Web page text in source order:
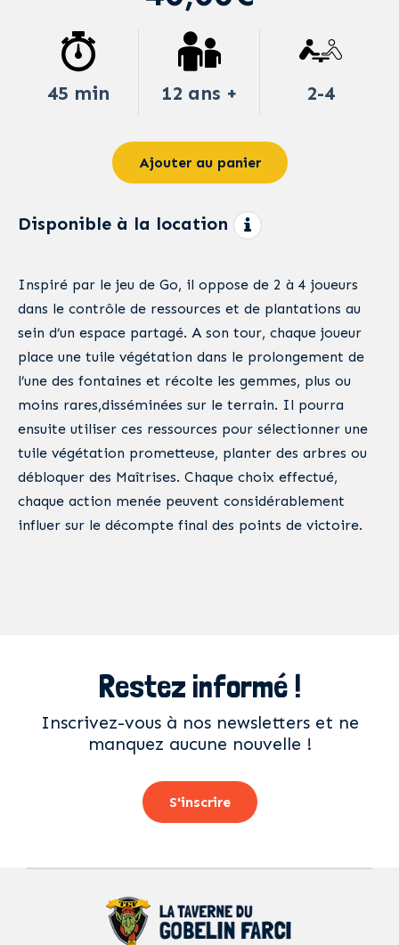
45 min 12 ans + 2-4
Ajouter au panier
Disponible à la location
Inspiré par le jeu de Go, il oppose de 2 à 4 joueurs
dans le contrôle de ressources et de plantations au
sein d’un espace partagé. A son tour, chaque joueur
place une tuile végétation dans le prolongement de
l’une des fontaines et récolte les gemmes, plus ou
moins rares,disséminées sur le terrain. Il pourra
ensuite utiliser ces ressources pour sélectionner une
tuile végétation prometteuse, planter des arbres ou
débloquer des Maîtrises. Chaque choix effectué,
chaque action menée peuvent considérablement
influer sur le décompte final des points de victoire.
Restez informé !
Inscrivez-vous à nos newsletters et ne
manquez aucune nouvelle !
S'inscrire